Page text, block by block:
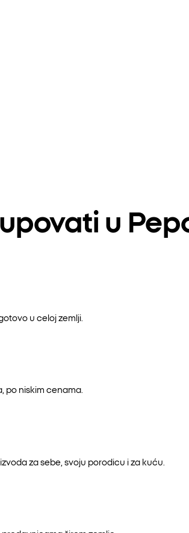
u
u celoj zemlji.
po niskim cenama.
za sebe, svoju porodicu i za kuću.